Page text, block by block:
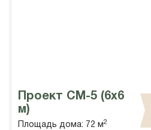
Проект СМ-5 (6х6
м)
Площадь дома: 72 м 2